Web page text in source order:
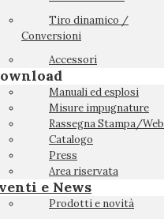
Tiro dinamico /
Conversioni
Accessori
Manuali ed esplosi
Misure impugnature
Rassegna Stampa/Web
Catalogo
Press
Area riservata
e News
Prodotti e novità